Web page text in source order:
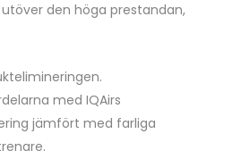
den höga prestandan,
med IQAirs
jämfört med farliga